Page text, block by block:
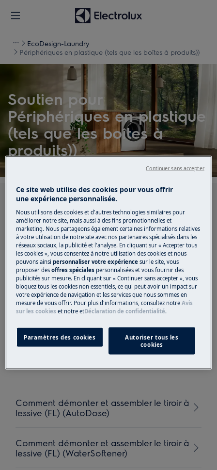
EcoDesign-Laundry
Périphériques en plastique (tels que les boîtes à produits))
Soutien pour
Périphériques en plastique
(tels que les boîtes à
produits))
Recherchez parmi nos articles d'assistance
Articles recommandés
pour Périphériques en
plastique (tels que les
boîtes à produits))
Comment démonter et assembler le tiroir à
lessive (FL) (AutoDose)
Comment démonter et assembler le tiroir à
lessive (FL) (WaterSoftener)
Ce site web utilise des cookies pour vous offrir
une expérience personnalisée.
Nous utilisons des cookies et d'autres technologies similaires pour
améliorer notre site, mais aussi à des fins promotionnelles et
marketing. Nous partageons également certaines informations relatives
à votre utilisation de notre site avec nos partenaires spécialisés dans les
réseaux sociaux, la publicité et l'analyse. En cliquant sur « Accepter tous
les cookies », vous consentez à notre utilisation des cookies et nous
pouvons ainsipersonnaliser votre expériencesur le site, vous
proposer desoffres spéciales personnalisées et vous fournir des
publicités sur mesure. En cliquant sur « Continuer sans accepter », vous
bloquez tous les cookies non essentiels, ce qui peut avoir un impact sur
votre expérience de navigation et les services que nous sommes en
mesure de vous offrir. Pour plus d'informations, consultez notreAvis
sur les cookies et notreetDéclaration de confidentialité.
Paramètres des cookies
Autoriser tous les
cookies
Continuer sans accepter